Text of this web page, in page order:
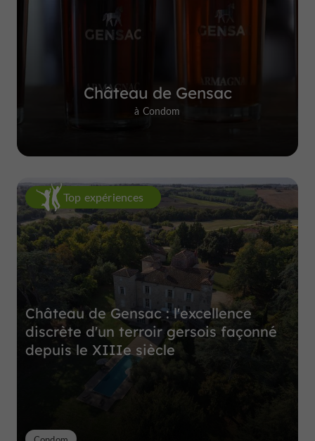
Château de Gensac
à Condom
Top expériences
Château de Gensac : l'excellence
discrète d'un terroir gersois façonné
depuis le XIIIe siècle